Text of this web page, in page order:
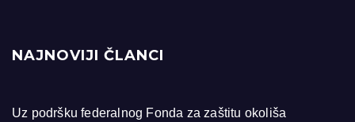
NAJNOVIJI ČLANCI
Uz podršku federalnog Fonda za zaštitu okoliša